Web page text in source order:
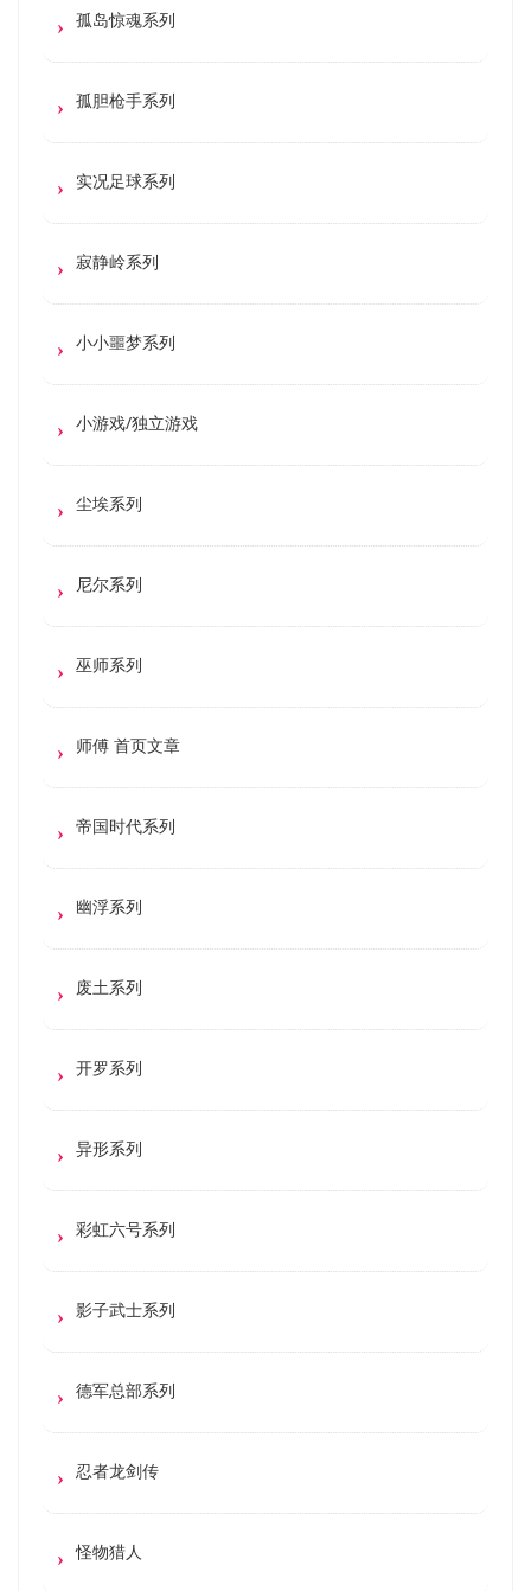
孤岛惊魂系列
孤胆枪手系列
实况足球系列
寂静岭系列
小小噩梦系列
小游戏/独立游戏
尘埃系列
尼尔系列
巫师系列
师傅 首页文章
帝国时代系列
幽浮系列
废土系列
开罗系列
异形系列
彩虹六号系列
影子武士系列
德军总部系列
忍者龙剑传
怪物猎人